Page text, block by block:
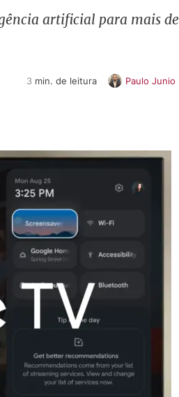
artificial para mais de
3 min. de leitura Paulo Junio